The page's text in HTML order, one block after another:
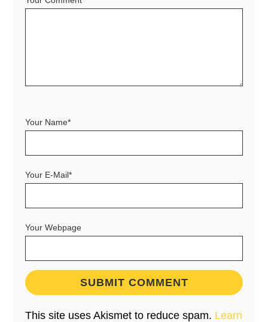
Your Name*
Your E-Mail*
Your Webpage
This site uses Akismet to reduce spam. Learn